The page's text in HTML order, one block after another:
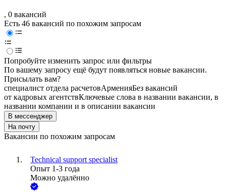
, 0 вакансий
Есть 46 вакансий по похожим запросам
Попробуйте изменить запрос или фильтры
По вашему запросу ещё будут появляться новые вакансии.
Присылать вам?
специалист отдела расчетовАрменияБез вакансий
от кадровых агентствКлючевые слова в названии вакансии, в
названии компании и в описании вакансии
В мессенджер
На почту
Вакансии по похожим запросам
Technical support specialist
Опыт 1-3 года
Можно удалённо